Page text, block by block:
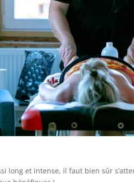
long et intense, il faut bien sûr